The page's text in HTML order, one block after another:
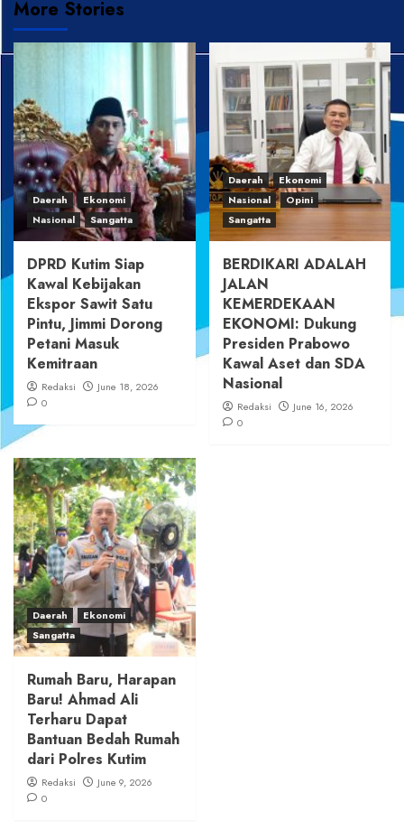
More Stories
Daerah
Ekonomi
Nasional
Sangatta
DPRD Kutim Siap
Kawal Kebijakan
Ekspor Sawit Satu
Pintu, Jimmi Dorong
Petani Masuk
Kemitraan
Redaksi
June 18, 2026
0
Daerah
Ekonomi
Nasional
Opini
Sangatta
BERDIKARI ADALAH
JALAN
KEMERDEKAAN
EKONOMI: Dukung
Presiden Prabowo
Kawal Aset dan SDA
Nasional
Redaksi
June 16, 2026
0
Daerah
Ekonomi
Sangatta
Rumah Baru, Harapan
Baru! Ahmad Ali
Terharu Dapat
Bantuan Bedah Rumah
dari Polres Kutim
Redaksi
June 9, 2026
0